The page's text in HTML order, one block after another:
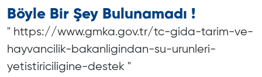
Böyle Bir Şey Bulunamadı !
" https://www.gmka.gov.tr/tc-gida-tarim-ve-
hayvancilik-bakanligindan-su-urunleri-
yetistiriciligine-destek "